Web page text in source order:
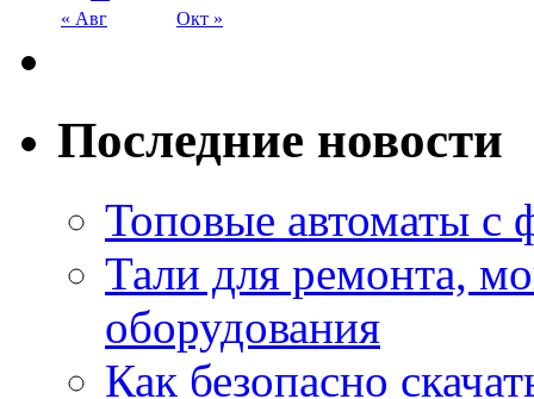
« Авг Окт »
Последние новости
Топовые автоматы с
Тали для ремонта,
оборудования
Как безопасно